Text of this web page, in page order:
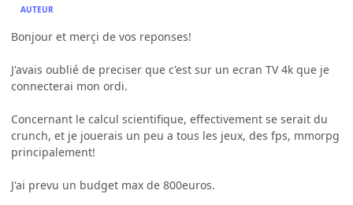
AUTEUR
Bonjour et merçi de vos reponses!
J'avais oublié de preciser que c'est sur un ecran TV 4k que je
connecterai mon ordi.
Concernant le calcul scientifique, effectivement se serait du
crunch, et je jouerais un peu a tous les jeux, des fps, mmorpg
principalement!
J'ai prevu un budget max de 800euros.